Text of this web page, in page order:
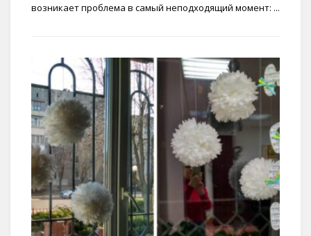
возникает проблема в самый неподходящий момент: ...